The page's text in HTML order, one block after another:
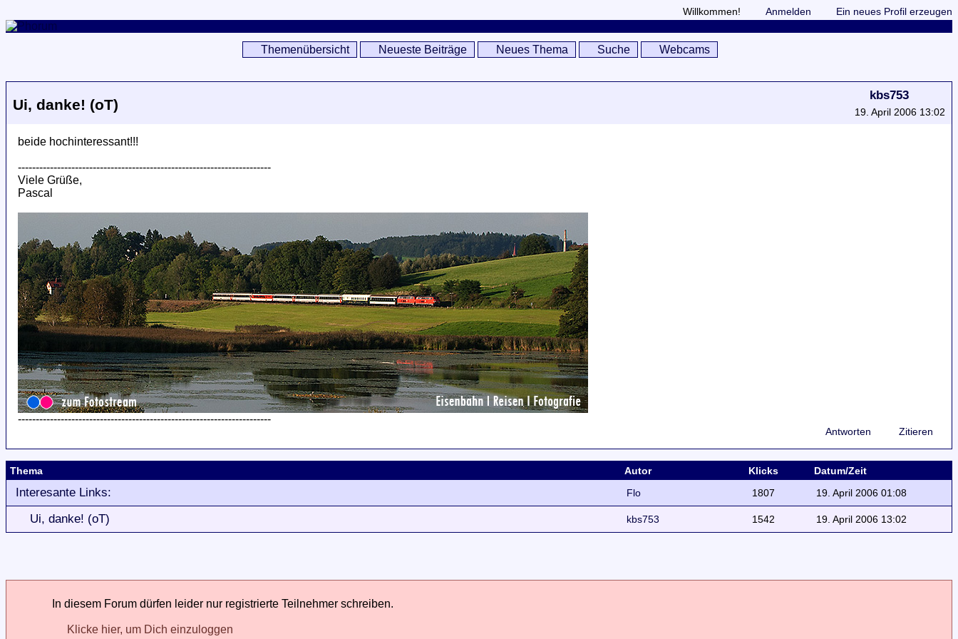
Willkommen! Anmelden Ein neues Profil erzeugen
Themenübersicht Neueste Beiträge Neues Thema Suche Webcams
Ui, danke! (oT)
kbs753
19. April 2006 13:02
beide hochinteressant!!!
-----------------------------------------------------------------------
Viele Grüße,
Pascal
-----------------------------------------------------------------------
Antworten Zitieren
Thema Autor Klicks Datum/Zeit
Interesante Links: Flo 1807 19. April 2006 01:08
Ui, danke! (oT) kbs753 1542 19. April 2006 13:02
In diesem Forum dürfen leider nur registrierte Teilnehmer schreiben.
Klicke hier, um Dich einzuloggen